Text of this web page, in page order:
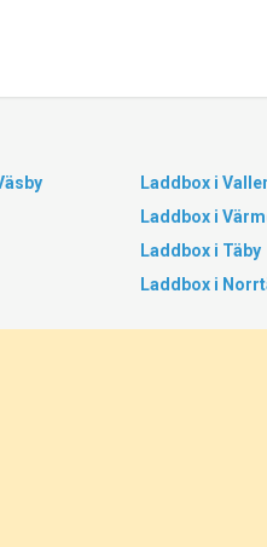
Laddbox i
Laddbox i
Laddbox i Täby
Laddbox i